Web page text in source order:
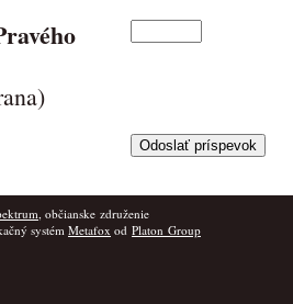
, občianske združenie
systém Metafox od Platon Group